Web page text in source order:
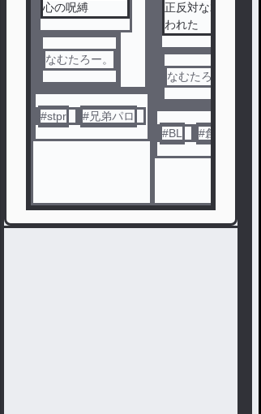
心の呪縛
なむたろー。
#stpr #兄弟パロ
正反対な君に救
われた
なむたろー。
#BL #創作